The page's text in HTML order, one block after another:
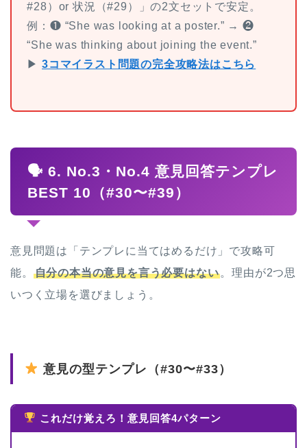
#28）or 状況（#29）」の2文セットで安定。
例：❶ “She was looking at a poster.” → ❷
“She was thinking about joining the event.”
▶ 3コマイラスト問題の完全攻略法はこちら
🗣 6. No.3・No.4 意見回答テンプレ
BEST 10（#30〜#39）
意見問題は「テンプレに当てはめるだけ」で攻略可
能。
自分の本当の意見を言う必要はない 。理由が2つ思
いつく立場を選びましょう。
意見の型テンプレ（#30〜#33）
これだけ覚えろ！意見回答4パターン